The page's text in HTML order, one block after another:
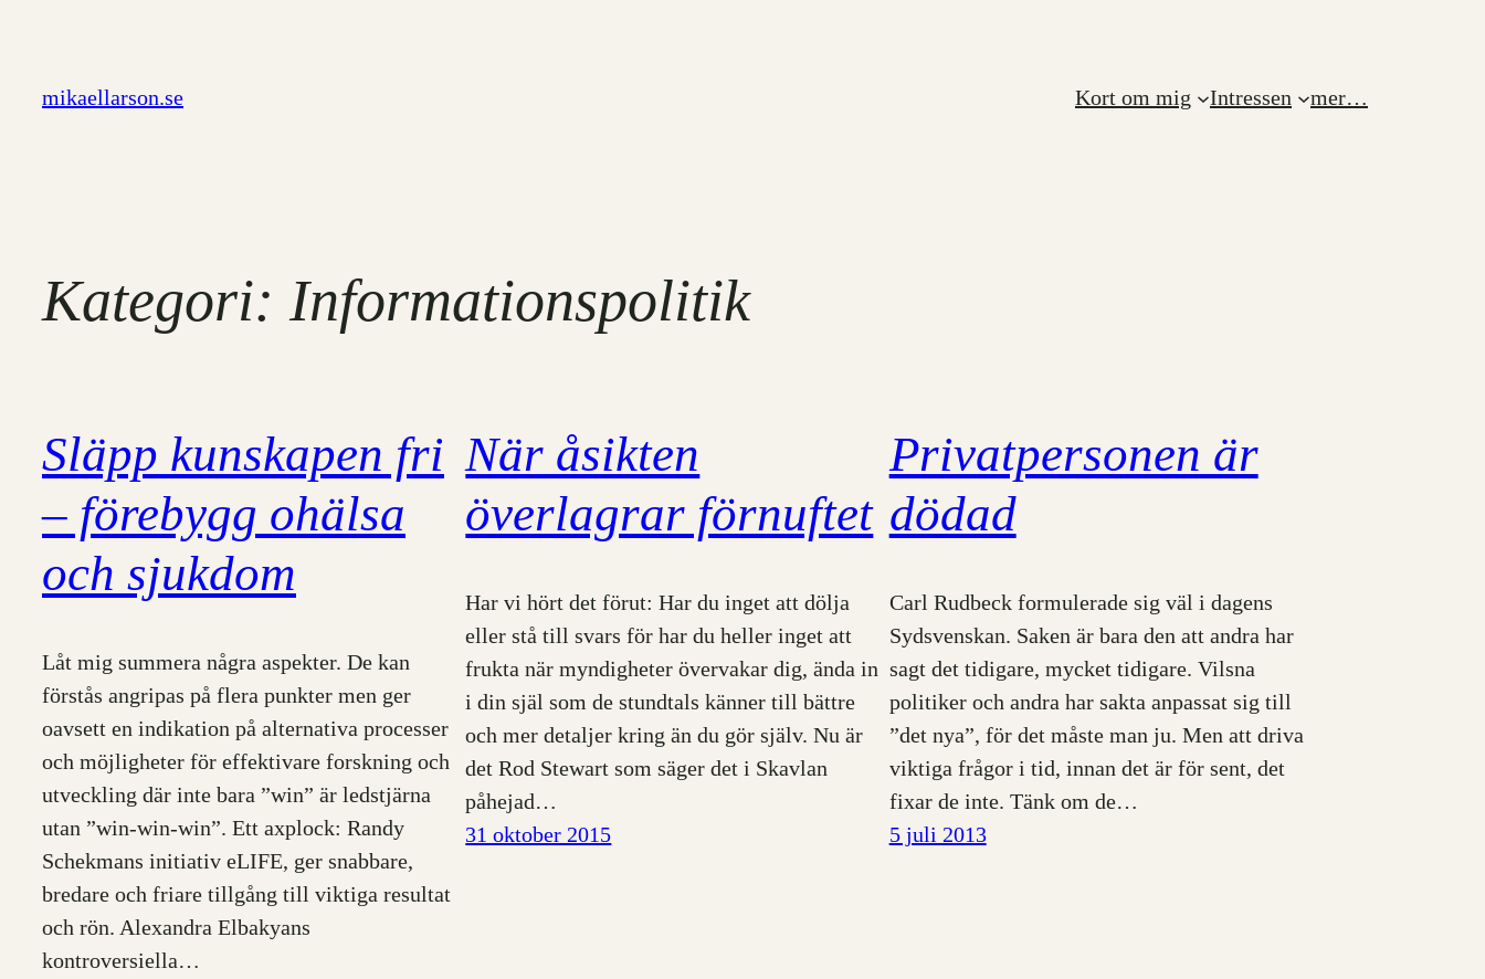
innehåll
mikaellarson.se Kort om mig Intressen mer…
Kategori:Informationspolitik
Släpp kunskapen fri
– förebygg ohälsa
och sjukdom
Låt mig summera några aspekter. De kan
förstås angripas på flera punkter men ger
oavsett en indikation på alternativa processer
och möjligheter för effektivare forskning och
utveckling där inte bara ”win” är ledstjärna
utan ”win-win-win”. Ett axplock: Randy
Schekmans initiativ eLIFE, ger snabbare,
bredare och friare tillgång till viktiga resultat
och rön. Alexandra Elbakyans
kontroversiella…
När åsikten
överlagrar förnuftet
Har vi hört det förut: Har du inget att dölja
eller stå till svars för har du heller inget att
frukta när myndigheter övervakar dig, ända in
i din själ som de stundtals känner till bättre
och mer detaljer kring än du gör själv. Nu är
det Rod Stewart som säger det i Skavlan
påhejad…
31 oktober 2015
Privatpersonen är
dödad
Carl Rudbeck formulerade sig väl i dagens
Sydsvenskan. Saken är bara den att andra har
sagt det tidigare, mycket tidigare. Vilsna
politiker och andra har sakta anpassat sig till
”det nya”, för det måste man ju. Men att driva
viktiga frågor i tid, innan det är för sent, det
fixar de inte. Tänk om de…
5 juli 2013